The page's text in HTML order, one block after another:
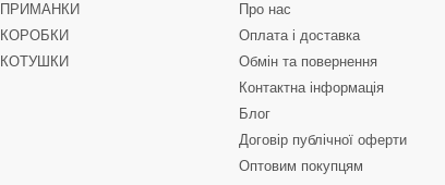
ПРИМАНКИ
КОРОБКИ
КОТУШКИ
Про нас
Оплата і доставка
Обмін та повернення
Контактна інформація
Блог
Договір публічної оферти
Оптовим покупцям